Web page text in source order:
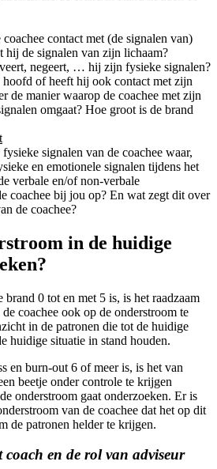
contact met (de signalen van)
hij de signalen van zijn lichaam?
negeert, … hij zijn fysieke signalen?
of heeft hij ook contact met zijn
de manier waarop de coachee met zijn
omgaat? Hoe groot is de brand
signalen van de coachee waar,
en emotionele signalen tijdens het
verbale en/of non-verbale
coachee bij jou op? En wat zegt dit over
de coachee?
in de huidige
brand 0 tot en met 5 is, is het raadzaam
coachee ook op de onderstroom te
in de patronen die tot de huidige
huidige situatie in stand houden.
en burn-out 6 of meer is, is het van
beetje onder controle te krijgen
onderstroom gaat onderzoeken. Er is
van de coachee dat het op dit
de patronen helder te krijgen.
coach en de rol van adviseur